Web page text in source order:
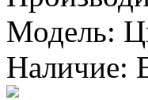
Модель:
Наличие: